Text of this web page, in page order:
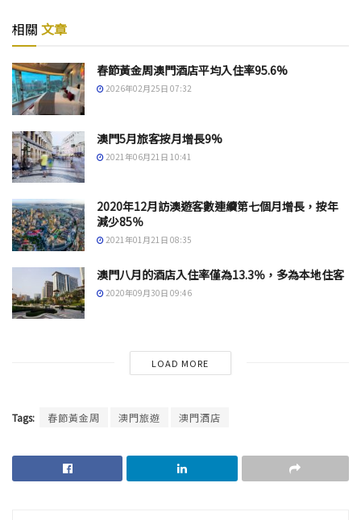
相關 文章
春節黃金周澳門酒店平均入住率95.6%
2026年02月25日 07:32
澳門5月旅客按月增長9%
2021年06月21日 10:41
2020年12月訪澳遊客數連續第七個月增長，按年
減少85％
2021年01月21日 08:35
澳門八月的酒店入住率僅為13.3％，多為本地住客
2020年09月30日 09:46
LOAD MORE
Tags: 春節黃金周 澳門旅遊 澳門酒店